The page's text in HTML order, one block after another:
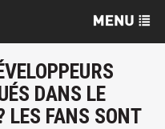
DANS LE
LES FANS SONT